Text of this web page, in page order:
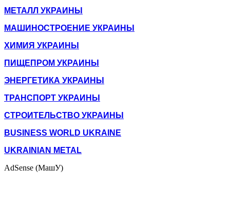
МЕТАЛЛ УКРАИНЫ
МАШИНОСТРОЕНИЕ УКРАИНЫ
ХИМИЯ УКРАИНЫ
ПИЩЕПРОМ УКРАИНЫ
ЭНЕРГЕТИКА УКРАИНЫ
ТРАНСПОРТ УКРАИНЫ
СТРОИТЕЛЬСТВО УКРАИНЫ
BUSINESS WORLD UKRAINE
UKRAINIAN METAL
AdSense (МашУ)